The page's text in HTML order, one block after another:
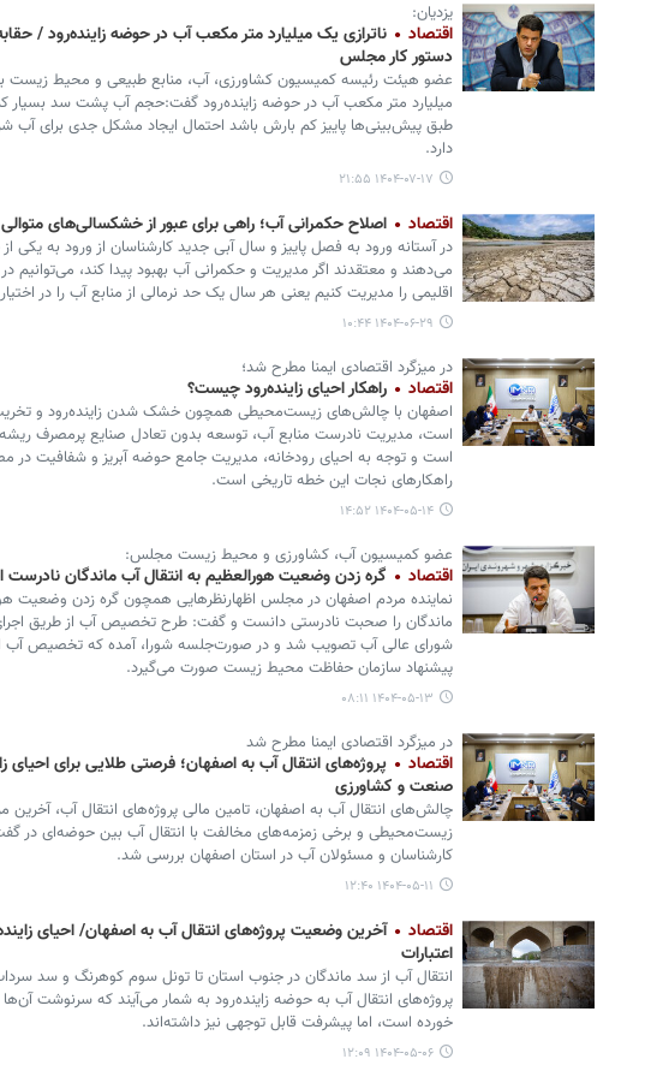
یزدیان:
اقتصاد
ناترازی یک میلیارد متر مکعب آب در حوضه زاینده‌رود /
دستور کار مجلس
عضو هیئت رئیسه کمیسیون کشاورزی، آب، منابع طبیعی و محیط زیست با
میلیارد متر مکعب آب در حوضه زاینده‌رود گفت:حجم آب پشت سد بسیار
طبق پیش‌بینی‌ها پاییز کم بارش باشد احتمال ایجاد مشکل جدی برای آب
دارد.
۱۴۰۴-۰۷-۱۷ ۲۱:۵۵
اقتصاد اصلاح حکمرانی آب؛ راهی برای عبور از خشکسالی‌های متوالی
در آستانه ورود به فصل پاییز و سال آبی جدید کارشناسان از ورود به
می‌دهند و معتقدند اگر مدیریت و حکمرانی آب بهبود پیدا کند، می‌توانیم
اقلیمی را مدیریت کنیم یعنی هر سال یک حد نرمالی از منابع آب را در
۱۴۰۴-۰۶-۲۹ ۱۰:۴۴
در میزگرد اقتصادی ایمنا مطرح شد؛
اقتصاد راهکار احیای زاینده‌رود چیست؟
اصفهان با چالش‌های زیست‌محیطی همچون خشک شدن زاینده‌رود و تخریب
است، مدیریت نادرست منابع آب، توسعه بدون تعادل صنایع پرمصرف
است و توجه به احیای رودخانه، مدیریت جامع حوضه آبریز و شفافیت در
راهکارهای نجات این خطه تاریخی است.
۱۴۰۴-۰۵-۱۴ ۱۴:۵۲
عضو کمیسیون آب، کشاورزی و محیط زیست مجلس:
اقتصاد گره زدن وضعیت هورالعظیم به انتقال آب ماندگان
نماینده مردم اصفهان در مجلس اظهارنظرهایی همچون گره زدن وضعیت
ماندگان را صحبت نادرستی دانست و گفت: طرح تخصیص آب از طریق
شورای عالی آب تصویب شد و در صورت‌جلسه شورا، آمده که تخصیص آب
پیشنهاد سازمان حفاظت محیط زیست صورت می‌گیرد.
۱۴۰۴-۰۵-۱۳ ۰۸:۱۱
در میزگرد اقتصادی ایمنا مطرح شد
اقتصاد
پروژه‌های انتقال آب به اصفهان؛ فرصتی طلایی برای احیای
صنعت و کشاورزی
چالش‌های انتقال آب به اصفهان، تامین مالی پروژه‌های انتقال آب، آخرین
زیست‌محیطی و برخی زمزمه‌های مخالفت‌ با انتقال آب بین حوضه‌ای در
کارشناسان و مسئولان آب در استان اصفهان بررسی شد.
۱۴۰۴-۰۵-۱۱ ۱۲:۴۰
اقتصاد
آخرین وضعیت پروژه‌های انتقال آب به اصفهان/ احیای
اعتبارات
انتقال آب از سد ماندگان در جنوب استان تا تونل سوم کوهرنگ و سد
پروژه‌های انتقال آب به حوضه زاینده‌رود به شمار می‌آیند که سرنوشت آن‌ها
خورده است، اما پیشرفت قابل توجهی نیز داشته‌اند.
۱۴۰۴-۰۵-۰۶ ۱۲:۰۹